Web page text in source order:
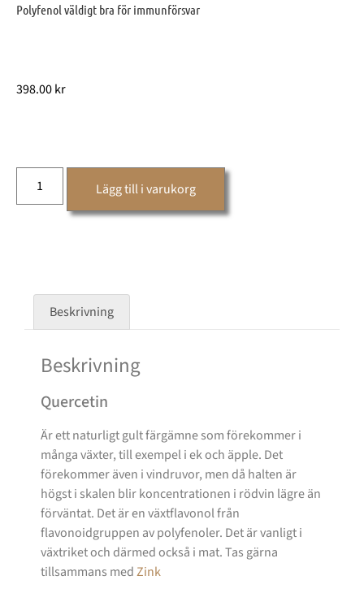
Polyfenol väldigt bra för immunförsvar
398.00kr
Lägg till i varukorg
Beskrivning
Beskrivning
Quercetin
Är ett naturligt gult färgämne som förekommer i
många växter, till exempel i ek och äpple. Det
förekommer även i vindruvor, men då halten är
högst i skalen blir koncentrationen i rödvin lägre än
förväntat. Det är en växtflavonol från
flavonoidgruppen av polyfenoler. Det är vanligt i
växtriket och därmed också i mat. Tas gärna
tillsammans medZink